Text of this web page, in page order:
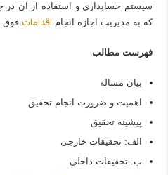
سیستم حسابداری و استفاده از آن
که به مدیریت اجازه انجام اقداماتفوق
فهرست مطالب
بیان مساله
اهمیت و ضرورت انجام تحقیق
پيشينه تحقيق
الف: تحقیقات خارجی
ب: تحقیقات داخلی